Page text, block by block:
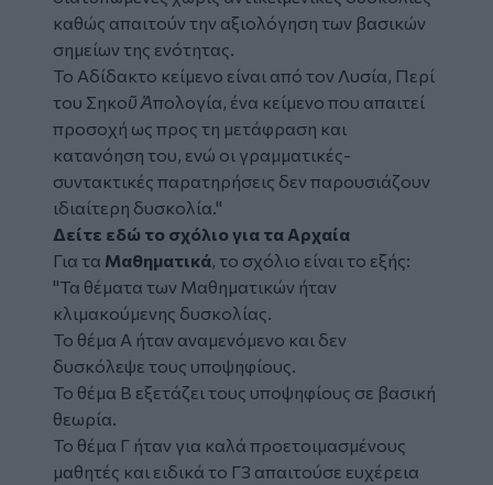
καθώς απαιτούν την αξιολόγηση των βασικών
σημείων της ενότητας.
Το Αδίδακτο κείμενο είναι από τον Λυσία, Περί
του Σηκοῦ Ἀπολογία, ένα κείμενο που απαιτεί
προσοχή ως προς τη μετάφραση και
κατανόηση του, ενώ οι γραμματικές-
συντακτικές παρατηρήσεις δεν παρουσιάζουν
ιδιαίτερη δυσκολία."
Δείτε εδώ το σχόλιο για τα Αρχαία
Για τα Μαθηματικά, το σχόλιο είναι το εξής:
"Τα θέματα των Μαθηματικών ήταν
κλιμακούμενης δυσκολίας.
Το θέμα Α ήταν αναμενόμενο και δεν
δυσκόλεψε τους υποψηφίους.
Το θέμα Β εξετάζει τους υποψηφίους σε βασική
θεωρία.
Το θέμα Γ ήταν για καλά προετοιμασμένους
μαθητές και ειδικά το Γ3 απαιτούσε ευχέρεια